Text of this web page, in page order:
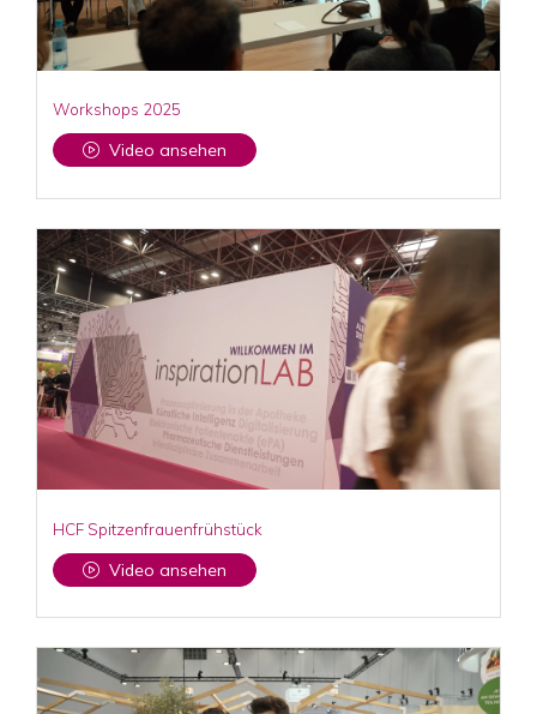
Workshops 2025
Video ansehen
HCF Spitzenfrauenfrühstück
Video ansehen